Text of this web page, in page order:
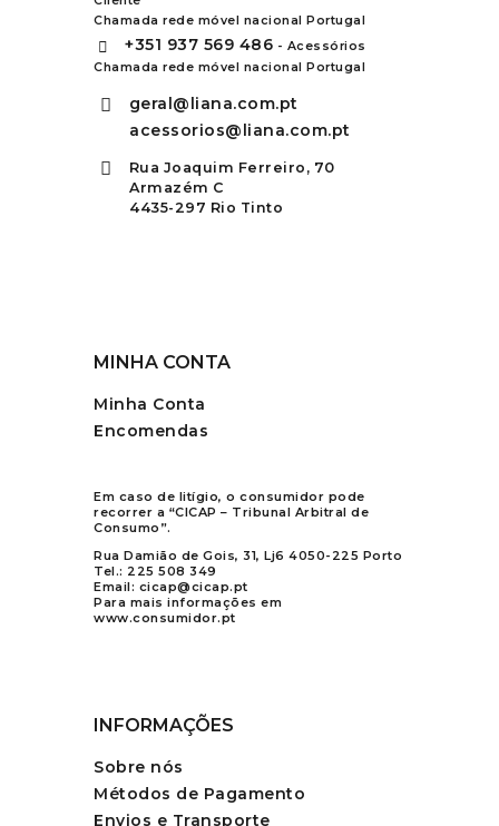
Chamada rede móvel nacional Portugal
+351 937 569 486 - Acessórios
Chamada rede móvel nacional Portugal
geral@liana.com.pt
acessorios@liana.com.pt
Rua Joaquim Ferreiro, 70
Armazém C
4435-297 Rio Tinto
MINHA CONTA
Minha Conta
Encomendas
Em caso de litígio, o consumidor pode
recorrer a “CICAP – Tribunal Arbitral de
Consumo”.
Rua Damião de Gois, 31, Lj6 4050-225 Porto
Tel.: 225 508 349
Email: cicap@cicap.pt
Para mais informações em
www.consumidor.pt
INFORMAÇÕES
Sobre nós
Métodos de Pagamento
Envios e Transporte